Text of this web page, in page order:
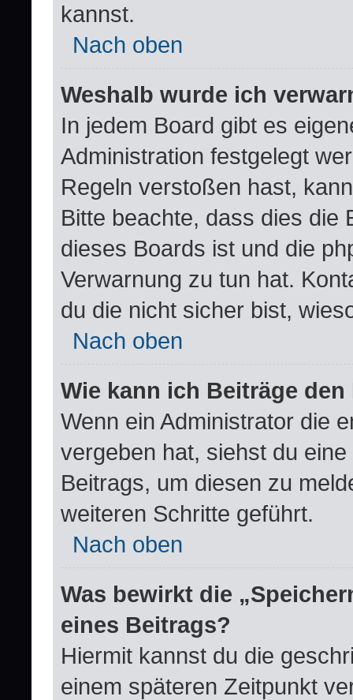
kannst.
Nach oben
Weshalb wurde ich
In jedem Board gibt es
Administration festgelegt
Regeln verstoßen hast,
Bitte beachte, dass dies die
dieses Boards ist und die
Verwarnung zu tun hat.
du die nicht sicher bist,
Nach oben
Wie kann ich Beiträge
Wenn ein Administrator die
vergeben hat, siehst du
Beitrags, um diesen zu
weiteren Schritte geführt.
Nach oben
Was bewirkt die
eines Beitrags?
Hiermit kannst du die
einem späteren Zeitpunkt